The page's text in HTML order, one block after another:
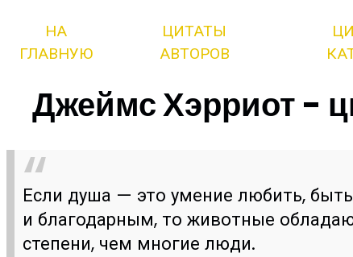
НА
ГЛАВНУЮ
ЦИТАТЫ
АВТОРОВ
Джеймс Хэрриот -
Если душа — это умение любить,
и благодарным, то животные
степени, чем многие люди.